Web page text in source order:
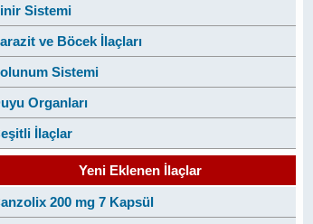
Sistemi
ve Böcek İlaçları
Sistemi
Organları
İlaçlar
Yeni Eklenen İlaçlar
200 mg 7 Kapsül